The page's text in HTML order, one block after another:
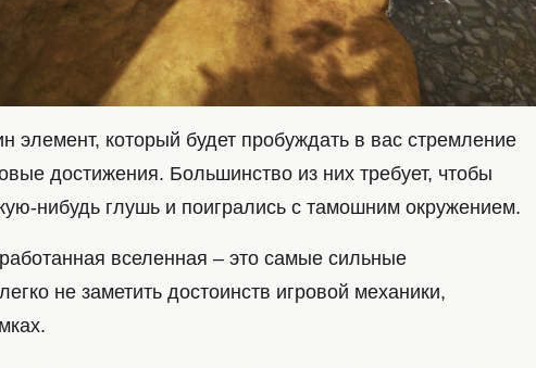
элемент, который будет пробуждать в вас стремление
достижения. Большинство из них требует, чтобы
нибудь глушь и поигрались с тамошним окружением.
вселенная – это самые сильные
не заметить достоинств игровой механики,